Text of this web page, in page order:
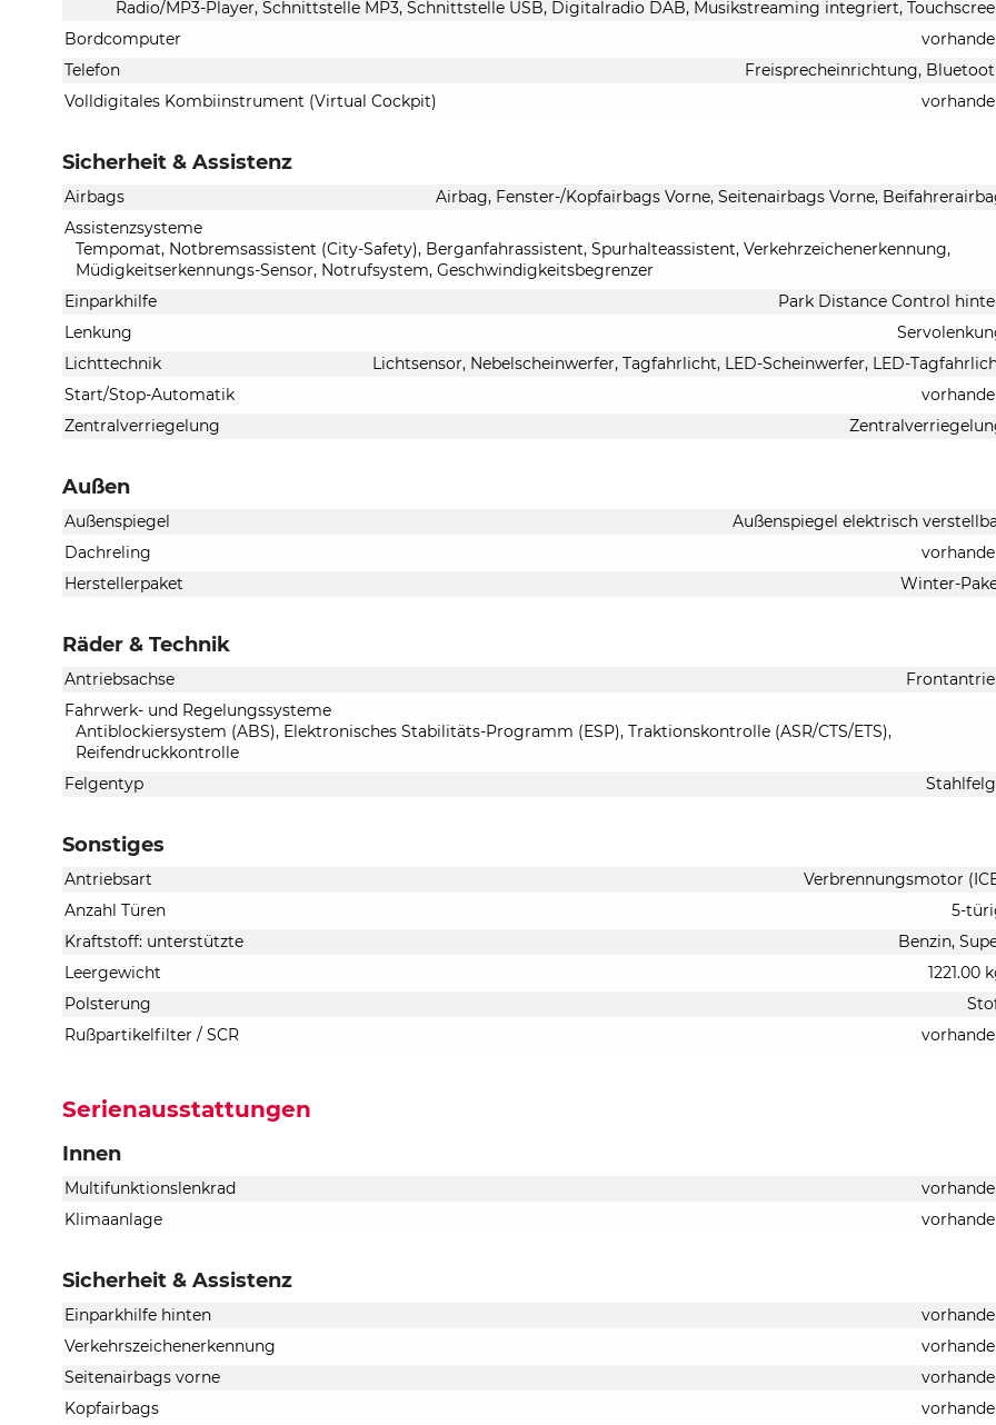
Radio/MP3-Player, Schnittstelle MP3, Schnittstelle USB, Digitalradio DAB, Musikstreaming integriert,
Bordcomputer
Telefon
Freisprecheinrichtung,
Volldigitales Kombiinstrument (Virtual Cockpit)
Sicherheit & Assistenz
Airbags
Airbag, Fenster-/Kopfairbags Vorne, Seitenairbags Vorne,
Assistenzsysteme
Tempomat, Notbremsassistent (City-Safety), Berganfahrassistent, Spurhalteassistent, Verkehrzeichenerkennung,
Müdigkeitserkennungs-Sensor, Notrufsystem, Geschwindigkeitsbegrenzer
Einparkhilfe
Park Distance Control
Lenkung
Lichttechnik
Lichtsensor, Nebelscheinwerfer, Tagfahrlicht, LED-Scheinwerfer, LED-
Start/Stop-Automatik
Zentralverriegelung
Außen
Außenspiegel
Außenspiegel elektrisch
Dachreling
Herstellerpaket
Winter-
Räder & Technik
Antriebsachse
Fahrwerk- und Regelungssysteme
Antiblockiersystem (ABS), Elektronisches Stabilitäts-Programm (ESP), Traktionskontrolle (ASR/CTS/ETS),
Reifendruckkontrolle
Felgentyp
Sonstiges
Antriebsart
Verbrennungsmotor
Anzahl Türen
5-
Kraftstoff: unterstützte
Benzin,
Leergewicht
1221.00
Polsterung
Rußpartikelfilter / SCR
Serienausstattungen
Innen
Multifunktionslenkrad
Klimaanlage
Sicherheit & Assistenz
Einparkhilfe hinten
Verkehrszeichenerkennung
Seitenairbags vorne
Kopfairbags